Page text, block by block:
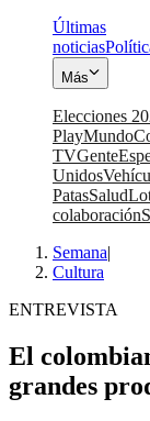
Últimas
noticias
Más
Elecciones
PlayMundo
TVGente
Unidos
PatasSalud
colaboración
Semana|
Cultura
ENTREVISTA
El
grandes